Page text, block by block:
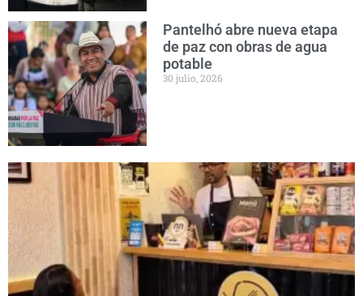
Pantelhó abre nueva etapa
de paz con obras de agua
potable
30 julio, 2026